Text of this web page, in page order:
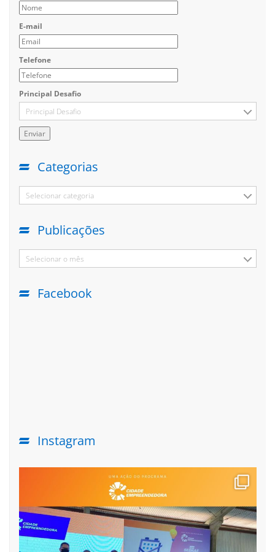
E-mail
Telefone
Principal Desafio
Principal Desafio
Categorias
Selecionar categoria
Publicações
Selecionar o mês
Facebook
Instagram